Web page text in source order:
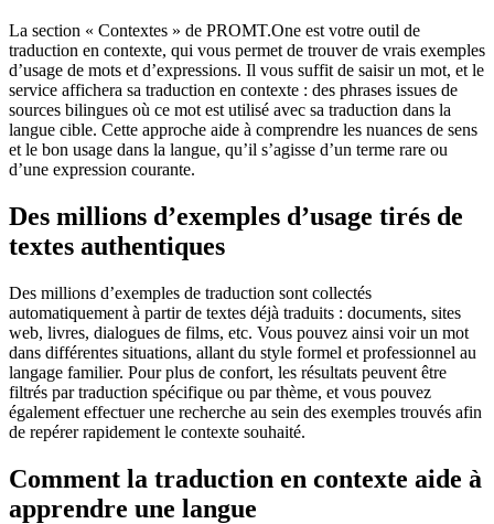
La section « Contextes » de PROMT.One est votre outil de
traduction en contexte, qui vous permet de trouver de vrais exemples
d’usage de mots et d’expressions. Il vous suffit de saisir un mot, et le
service affichera sa traduction en contexte : des phrases issues de
sources bilingues où ce mot est utilisé avec sa traduction dans la
langue cible. Cette approche aide à comprendre les nuances de sens
et le bon usage dans la langue, qu’il s’agisse d’un terme rare ou
d’une expression courante.
Des millions d’exemples d’usage tirés de
textes authentiques
Des millions d’exemples de traduction sont collectés
automatiquement à partir de textes déjà traduits : documents, sites
web, livres, dialogues de films, etc. Vous pouvez ainsi voir un mot
dans différentes situations, allant du style formel et professionnel au
langage familier. Pour plus de confort, les résultats peuvent être
filtrés par traduction spécifique ou par thème, et vous pouvez
également effectuer une recherche au sein des exemples trouvés afin
de repérer rapidement le contexte souhaité.
Comment la traduction en contexte aide à
apprendre une langue